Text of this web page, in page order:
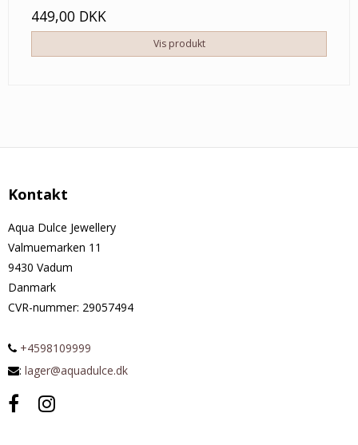
449,00 DKK
Vis produkt
Kontakt
Aqua Dulce Jewellery
Valmuemarken 11
9430 Vadum
Danmark
CVR-nummer: 29057494
+4598109999
: lager@aquadulce.dk